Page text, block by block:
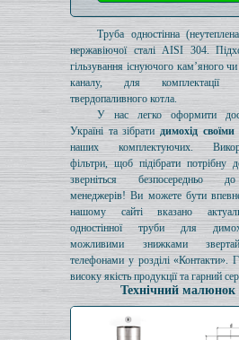
Труба одностінна
нержавіючої сталі AISI 304.
гільзування існуючого кам’яного
каналу, для комплектації
твердопаливного котла.
У нас легко оформити
Україні та зібрати димохід
наших комплектуючих.
фільтри, щоб підібрати потрібну
зверніться безпосередньо
менеджерів! Ви можете бути
нашому сайті вказано
одностінної труби для
можливими знижками
телефонами у розділі «Контакти».
високу якість продукції та гарний
Технічний малюнок